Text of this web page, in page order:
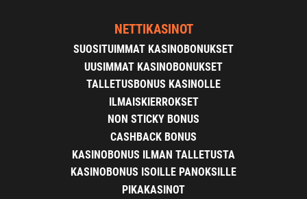
NETTIKASINOT
SUOSITUIMMAT KASINOBONUKSET
UUSIMMAT KASINOBONUKSET
TALLETUSBONUS KASINOLLE
ILMAISKIERROKSET
NON STICKY BONUS
CASHBACK BONUS
KASINOBONUS ILMAN TALLETUSTA
KASINOBONUS ISOILLE PANOKSILLE
PIKAKASINOT